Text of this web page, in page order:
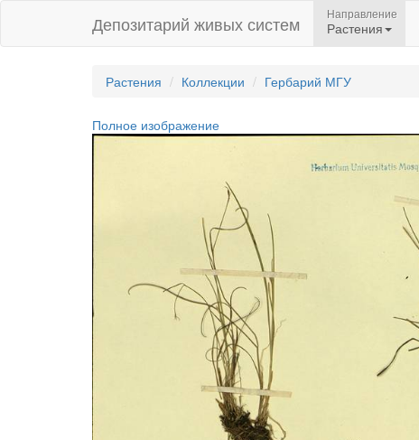
Депозитарий живых систем Направление
Растения
Растения Коллекции Гербарий МГУ
Полное изображение